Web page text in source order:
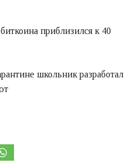
приблизился к 40
школьник разработал